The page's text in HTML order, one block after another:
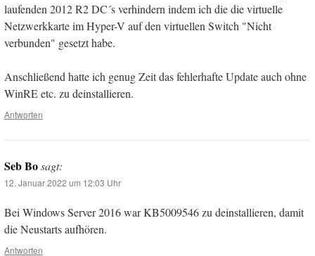
laufenden 2012 R2 DC´s verhindern indem ich die die virtuelle
Netzwerkkarte im Hyper-V auf den virtuellen Switch "Nicht
verbunden" gesetzt habe.
Anschließend hatte ich genug Zeit das fehlerhafte Update auch ohne
WinRE etc. zu deinstallieren.
Antworten
Seb Bosagt:
12. Januar 2022 um 12:03 Uhr
Bei Windows Server 2016 war KB5009546 zu deinstallieren, damit
die Neustarts aufhören.
Antworten